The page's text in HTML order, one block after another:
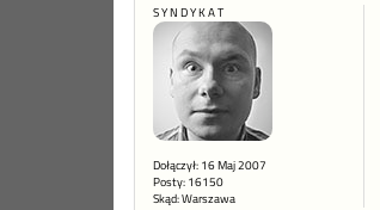
S Y N D Y K A T
Dołączył: 16 Maj 2007
Posty: 16150
Skąd: Warszawa